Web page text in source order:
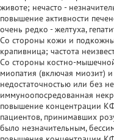
животе; нечасто -
повышение активности
очень редко - желтуха,
Со стороны кожи и
крапивница; частота
Со стороны костно-
миопатия (включая миозит)
недостаточностью или без
иммуноопосредованная
повышение концентрации
пациентов, принимавших
было незначительным,